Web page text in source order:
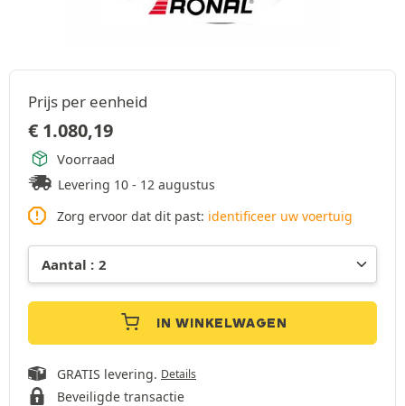
Prijs per eenheid
€ 1.080,19
Voorraad
Levering 10 - 12 augustus
Zorg ervoor dat dit past: identificeer uw voertuig
IN WINKELWAGEN
GRATIS levering. Details
Beveiligde transactie